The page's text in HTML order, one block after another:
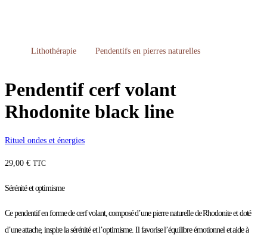
Lithothérapie Pendentifs en pierres naturelles
Pendentif cerf volant
Rhodonite black line
Rituel ondes et énergies
29,00 € TTC
Sérénité et optimisme
Ce pendentif en forme de cerf volant, composé d’une pierre naturelle de Rhodonite et doté
d’une attache, inspire la sérénité et l’optimisme. Il favorise l’équilibre émotionnel et aide à